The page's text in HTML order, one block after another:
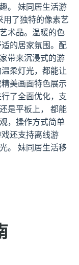
。 妹同居生活游
用了独特的像素艺
术品。温暖的色
的居家氛围。配
带来沉浸式的游
柔灯光，都能让
美画面特色展示
了全面优化，支
是平板上， 都能
，操作方式简单
还支持离线游
。 妹同居生活移